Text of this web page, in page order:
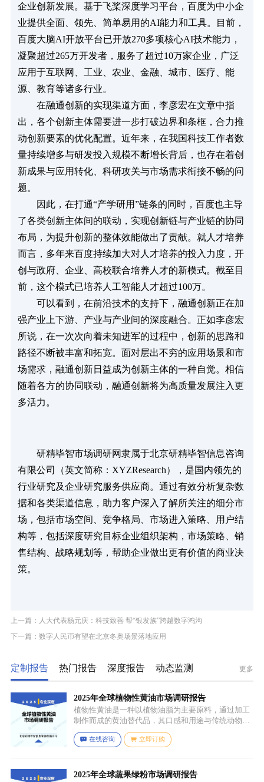
企业创新发展。基于飞桨深度学习平台，百度为中小企
业提供全面、领先、简单易用的AI能力和工具。目前，
百度大脑AI开放平台已开放270多项核心AI技术能力，
凝聚超过265万开发者，服务了超过10万家企业，广泛
应用于互联网、工业、农业、金融、城市、医疗、能
源、教育等诸多行业。
在融通创新的实现渠道方面，李彦宏在文章中指
出，各个创新主体需要进一步打破边界和条框，合力推
动创新要素的优化配置。近年来，在我国科技工作者数
量持续增多与研发投入规模不断增长背后，也存在着创
新成果与应用转化、科研攻关与市场需求衔接不畅的问
题。
因此，在打通“产学研用”链条的同时，百度也主导
了各类创新主体间的联动，实现创新链与产业链的协同
布局，为提升创新的整体效能做出了贡献。就人才培养
而言，多年来百度持续加大对人才培养的投入力度，开
创与政府、企业、高校联合培养人才的新模式。截至目
前，这个模式已培养人工智能人才超过100万。
可以看到，在前沿技术的支持下，融通创新正在加
强产业上下游、产业与产业间的深度融合。正如李彦宏
所说，在一次次向着未知进军的过程中，创新的思路和
路径不断被丰富和拓宽。面对层出不穷的应用场景和市
场需求，融通创新日益成为创新主体的一种自觉。相信
随着各方的协同联动，融通创新将为高质量发展注入更
多活力。
研精毕智市场调研网隶属于北京研精毕智信息咨询
有限公司（英文简称：XYZResearch），是国内领先的
行业研究及企业研究服务供应商。通过有效分析复杂数
据和各类渠道信息，助力客户深入了解所关注的细分市
场，包括市场空间、竞争格局、市场进入策略、用户结
构等，包括深度研究目标企业组织架构，市场策略、销
售结构、战略规划等，帮助企业做出更有价值的商业决
策。
上一篇：人大代表杨元庆：科技致善 帮“银发族”跨越数字鸿沟
下一篇：数字人民币有望在北京冬奥场景落地应用
定制报告 热门报告 深度报告 动态监测 更多
2025年全球植物性黄油市场调研报告
植物性黄油是一种以植物油脂为主要原料，通过加工
制作而成的黄油替代品，其口感和用途与传统动物黄
油较为相似，常见的有大豆油、菜籽油、椰子油、棕
榈油等，这些植物油脂经过精炼、氢化或酯交换等工
用香精、色素等，以改善口感、延长保质期和调整风
在线咨询 立即订购
2025年全球蔬果绿粉市场调研报告